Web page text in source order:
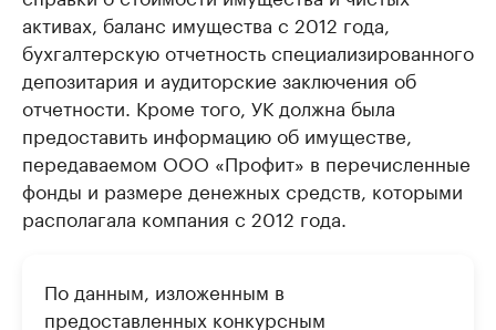
активах, баланс имущества с 2012 года,
бухгалтерскую отчетность специализированного
депозитария и аудиторские заключения об
отчетности. Кроме того, УК должна была
предоставить информацию об имуществе,
передаваемом ООО «Профит» в перечисленные
фонды и размере денежных средств, которыми
располагала компания с 2012 года.
По данным, изложенным в
предоставленных конкурсным